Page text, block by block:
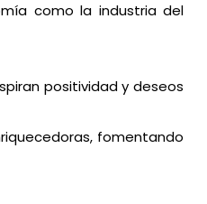
como la industria del
positividad y deseos
fomentando